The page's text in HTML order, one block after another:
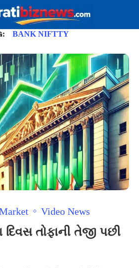
BANK NIFTTY
Video News
તોફાની તેજી પછી